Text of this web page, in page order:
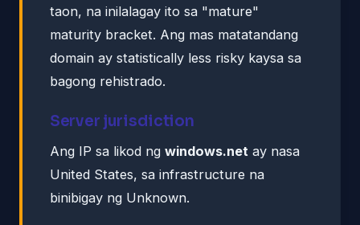
taon, na inilalagay ito sa "mature"
maturity bracket. Ang mas matatandang
domain ay statistically less risky kaysa sa
bagong rehistrado.
Server jurisdiction
Ang IP sa likod ng windows.net ay nasa
United States, sa infrastructure na
binibigay ng Unknown.